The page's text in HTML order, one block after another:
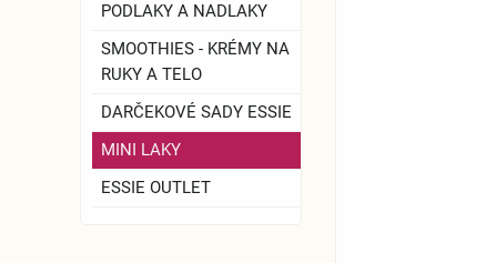
PODLAKY A NADLAKY
SMOOTHIES - KRÉMY NA
RUKY A TELO
DARČEKOVÉ SADY ESSIE
MINI LAKY
ESSIE OUTLET